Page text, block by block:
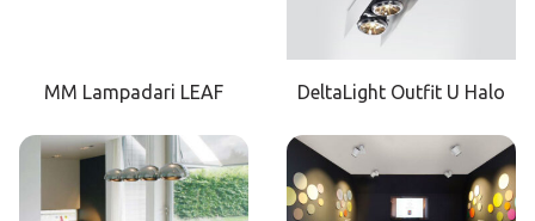
MM Lampadari LEAF DeltaLight Outfit U Halo